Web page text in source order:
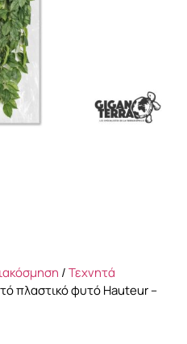
/Τεχνητά
πλαστικό φυτό Hauteur –